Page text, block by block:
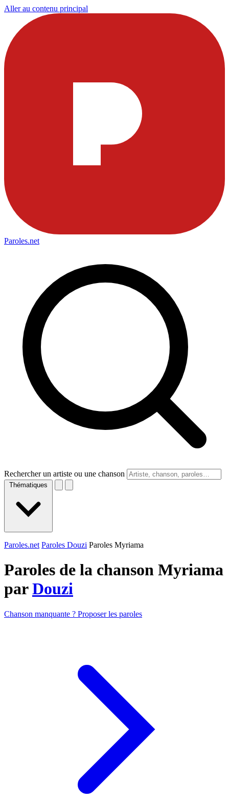
Aller au contenu principal
Paroles.net
Rechercher un artiste ou une chanson
Thématiques
Paroles.net Paroles Douzi Paroles Myriama
Paroles de la chanson Myriama
parDouzi
Chanson manquante ? Proposer les paroles